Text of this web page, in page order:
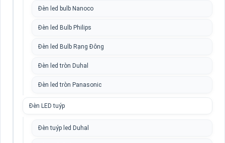
Đèn led bulb Nanoco
Đèn led Bulb Philips
Đèn led Bulb Rạng Đông
Đèn led tròn Duhal
Đèn led tròn Panasonic
Đèn LED tuýp
Đèn tuýp led Duhal